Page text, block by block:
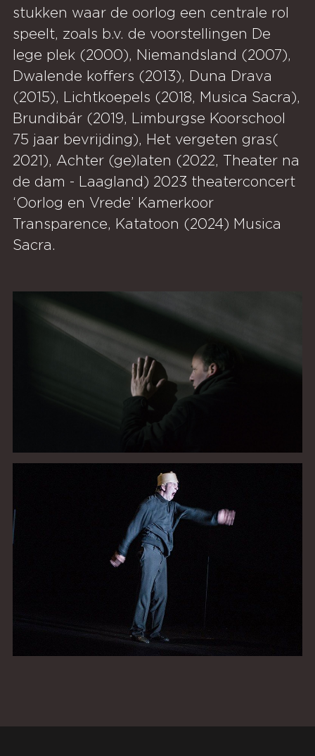
stukken waar de oorlog een centrale rol
speelt, zoals b.v. de voorstellingen De
lege plek (2000), Niemandsland (2007),
Dwalende koffers (2013), Duna Drava
(2015), Lichtkoepels (2018, Musica Sacra),
Brundibár (2019, Limburgse Koorschool
75 jaar bevrijding), Het vergeten gras(
2021), Achter (ge)laten (2022, Theater na
de dam - Laagland) 2023 theaterconcert
‘Oorlog en Vrede’ Kamerkoor
Transparence, Katatoon (2024) Musica
Sacra.